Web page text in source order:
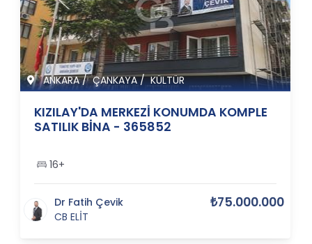
ANKARA/ ÇANKAYA/KÜLTÜR
KIZILAY'DA MERKEZİ KONUMDA KOMPLE
SATILIK BİNA - 365852
16+
Dr Fatih Çevik
CB ELİT
₺75.000.000